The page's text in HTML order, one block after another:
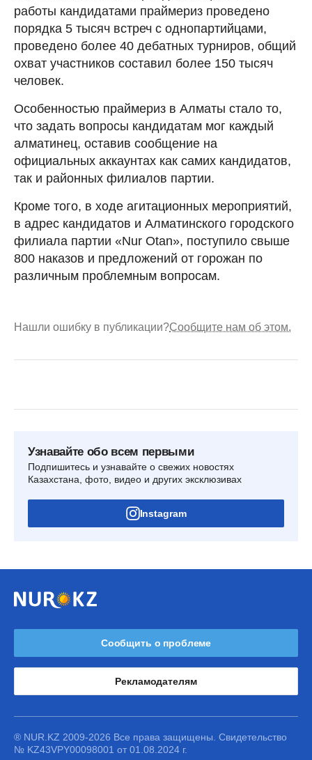
работы кандидатами праймериз проведено
порядка 5 тысяч встреч с однопартийцами,
проведено более 40 дебатных турниров, общий
охват участников составил более 150 тысяч
человек.
Особенностью праймериз в Алматы стало то,
что задать вопросы кандидатам мог каждый
алматинец, оставив сообщение на
официальных аккаунтах как самих кандидатов,
так и районных филиалов партии.
Кроме того, в ходе агитационных мероприятий,
в адрес кандидатов и Алматинского городского
филиала партии «Nur Otan», поступило свыше
800 наказов и предложений от горожан по
различным проблемным вопросам.
Нашли ошибку в публикации?Сообщите нам об этом.
Узнавайте обо всем первыми
Подпишитесь и узнавайте о свежих новостях
Казахстана, фото, видео и других эксклюзивах
Instagram
Сообщить о проблеме
Рекламодателям
® NUR.KZ 2009-2026 Все права защищены. Свидетельство
№ KZ43VPY00098001 от 01.08.2024 г.